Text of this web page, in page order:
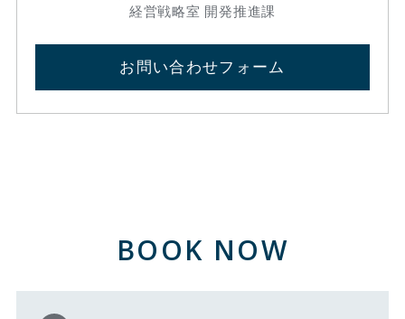
経営戦略室 開発推進課
お問い合わせフォーム
BOOK NOW